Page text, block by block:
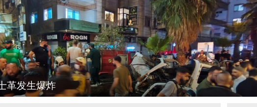
图集
云南弥勒：欢庆火把节